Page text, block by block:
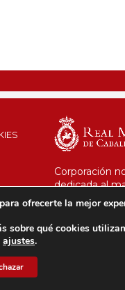
Corporación
dedicada al
de su legado y
público.
Desde 1670 al
ofrecerte la mejor
sobre qué cookies
ajustes.